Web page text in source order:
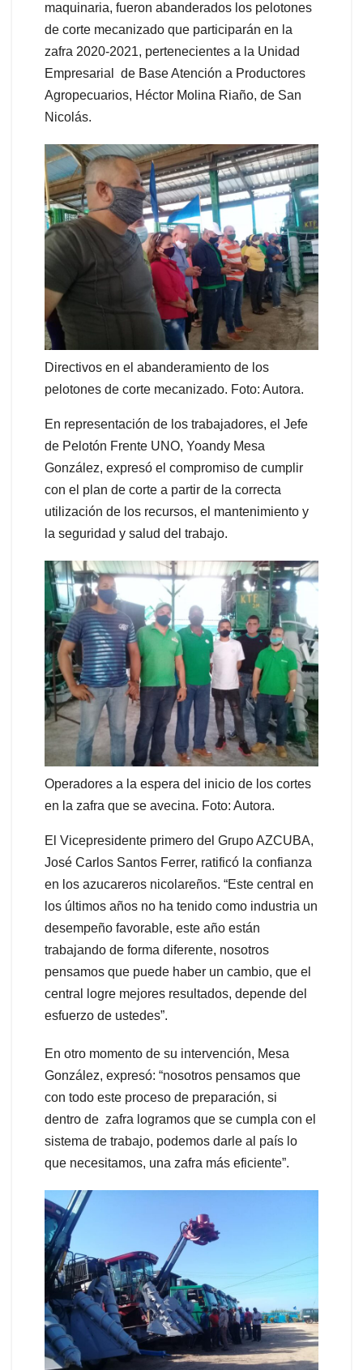
maquinaria, fueron abanderados los pelotones
de corte mecanizado que participarán en la
zafra 2020-2021, pertenecientes a la Unidad
Empresarial de Base Atención a Productores
Agropecuarios, Héctor Molina Riaño, de San
Nicolás.
Directivos en el abanderamiento de los
pelotones de corte mecanizado. Foto: Autora.
En representación de los trabajadores, el Jefe
de Pelotón Frente UNO, Yoandy Mesa
González, expresó el compromiso de cumplir
con el plan de corte a partir de la correcta
utilización de los recursos, el mantenimiento y
la seguridad y salud del trabajo.
Operadores a la espera del inicio de los cortes
en la zafra que se avecina. Foto: Autora.
El Vicepresidente primero del Grupo AZCUBA,
José Carlos Santos Ferrer, ratificó la confianza
en los azucareros nicolareños. “Este central en
los últimos años no ha tenido como industria un
desempeño favorable, este año están
trabajando de forma diferente, nosotros
pensamos que puede haber un cambio, que el
central logre mejores resultados, depende del
esfuerzo de ustedes”.
En otro momento de su intervención, Mesa
González, expresó: “nosotros pensamos que
con todo este proceso de preparación, si
dentro de zafra logramos que se cumpla con el
sistema de trabajo, podemos darle al país lo
que necesitamos, una zafra más eficiente”.